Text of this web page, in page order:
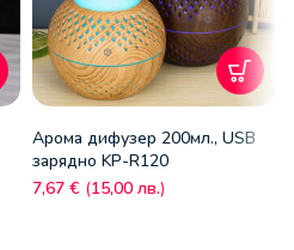
Арома дифузер 200мл., USB
зарядно KP-R120
7,67 € (15,00 лв.)